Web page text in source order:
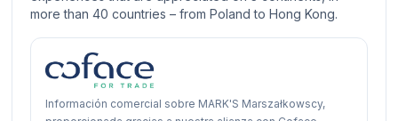
more than 40 countries – from Poland to Hong Kong.
Información comercial sobre MARK'S Marszałkowscy,